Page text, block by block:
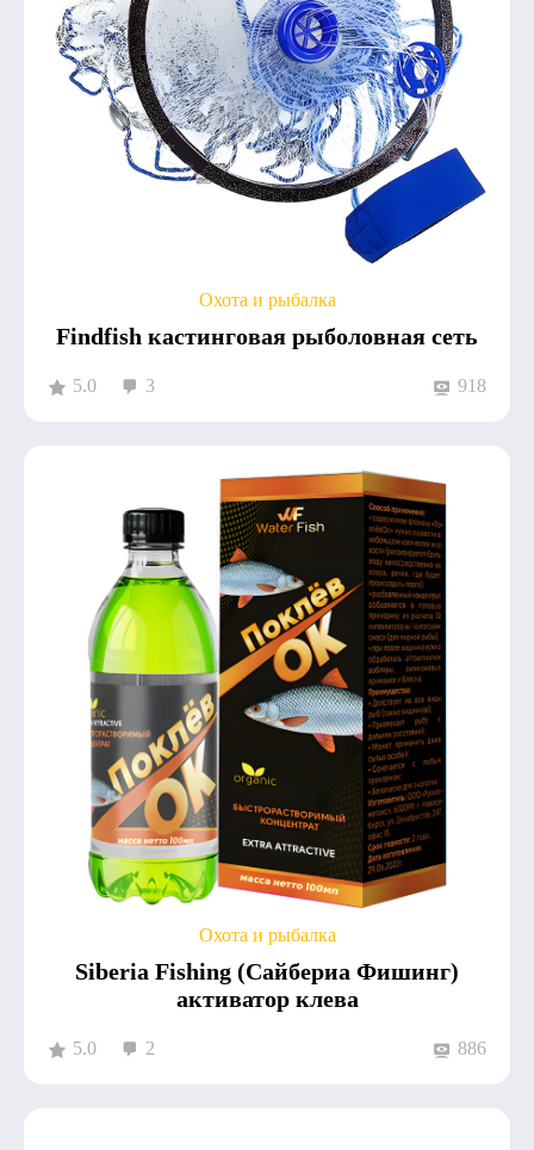
Охота и рыбалка
Findfish кастинговая рыболовная сеть
5.0 3 918
Охота и рыбалка
Siberia Fishing (Сайбериа Фишинг)
активатор клева
5.0 2 886